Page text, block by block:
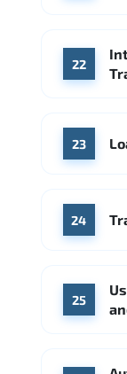
22
23
24
25